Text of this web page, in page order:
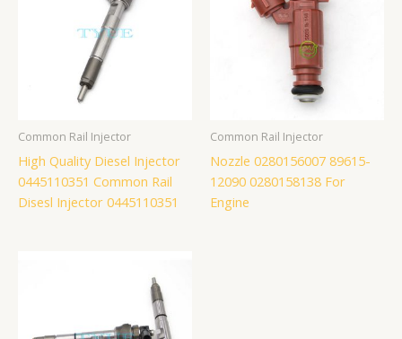
Common Rail Injector
High Quality Diesel Injector
0445110351 Common Rail
Disesl Injector 0445110351
Common Rail Injector
Nozzle 0280156007 89615-
12090 0280158138 For
Engine